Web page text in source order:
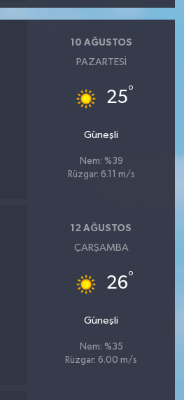
10 AĞUSTOS
PAZARTESI
25°
Güneşli
Nem: %39
Rüzgar: 6.11 m/s
12 AĞUSTOS
ÇARŞAMBA
26°
Güneşli
Nem: %35
Rüzgar: 6.00 m/s